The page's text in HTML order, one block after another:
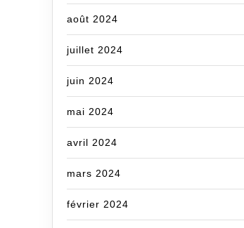
août 2024
juillet 2024
juin 2024
mai 2024
avril 2024
mars 2024
février 2024